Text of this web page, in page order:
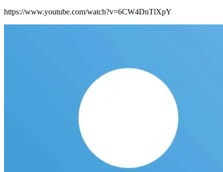
https://www.youtube.com/watch?v=6CW4DnTlXpY